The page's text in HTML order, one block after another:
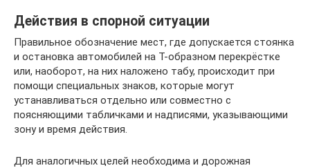
Действия в спорной ситуации
Правильное обозначение мест, где допускается стоянка
и остановка автомобилей на Т-образном перекрёстке
или, наоборот, на них наложено табу, происходит при
помощи специальных знаков, которые могут
устанавливаться отдельно или совместно с
поясняющими табличками и надписями, указывающими
зону и время действия.
Для аналогичных целей необходима и дорожная